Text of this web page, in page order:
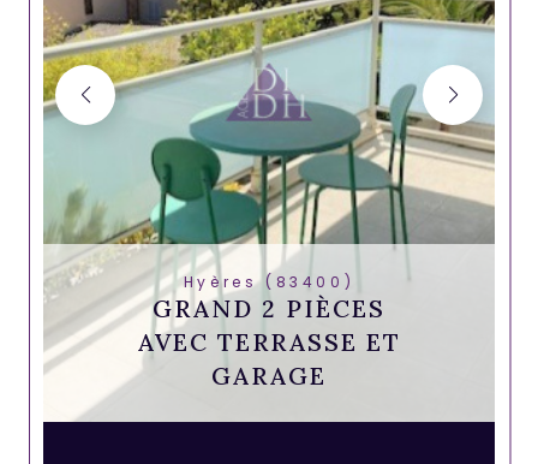
Hyères (83400)
GRAND 2 PIÈCES
AVEC TERRASSE ET
GARAGE